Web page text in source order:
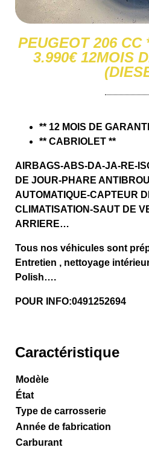
PEUGEOT 206 CC
3.990€ 12MOIS
** 12 MOIS DE
** CABRIOLET **
AIRBAGS-ABS-DA-JA-RE-
DE JOUR-PHARE
AUTOMATIQUE-CAPTEUR
CLIMATISATION-SAUT DE
ARRIERE…
Tous nos véhicules sont
Entretien , nettoyage
Polish….
POUR INFO:0491252694
Caractéristique
Modèle
État
Type de carrosserie
Année de fabrication
Carburant